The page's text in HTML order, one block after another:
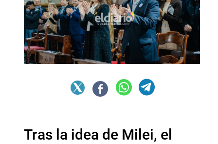
Tras la idea de Milei, el